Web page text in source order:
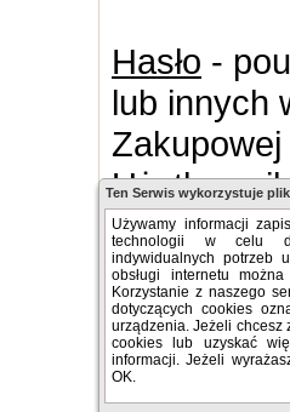
Hasło -
lub innych
umożliwia
i
Platforma
Ten Serwis wykorzystuje
Używamy informacji
technologii w celu
indywidualnych potrzeb
obsługi internetu
Korzystanie z naszego
dotyczących cookies
urządzenia. Jeżeli chcesz
cookies lub uzyskać
informacji. Jeżeli
OK.